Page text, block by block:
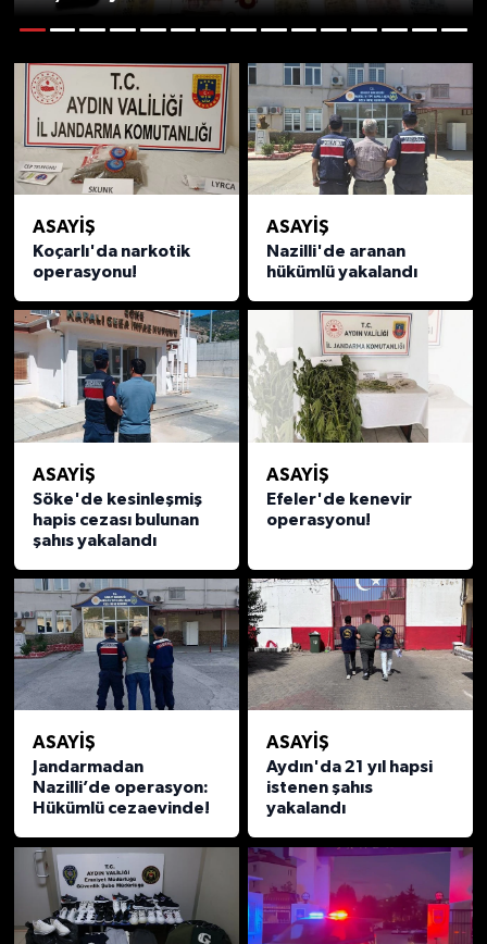
ASAYİŞ
Koçarlı'da narkotik
operasyonu!
ASAYİŞ
Nazilli'de aranan
hükümlü yakalandı
ASAYİŞ
Söke'de kesinleşmiş
hapis cezası bulunan
şahıs yakalandı
ASAYİŞ
Efeler'de kenevir
operasyonu!
ASAYİŞ
Jandarmadan
Nazilli’de operasyon:
Hükümlü cezaevinde!
ASAYİŞ
Aydın'da 21 yıl hapsi
istenen şahıs
yakalandı
EGE
EĞİTİM
BİLİM VE TEKNOLOJİ
GENEL
GÜNDEM
HABERDE İNSAN
KÜLTÜR SANAT
MAGAZİN
ÖZEL HABER
SAĞLIK
ŞİRKET HABERLERİ
SİYASET
SPOR
TEKNOLOJİ
YAŞAM